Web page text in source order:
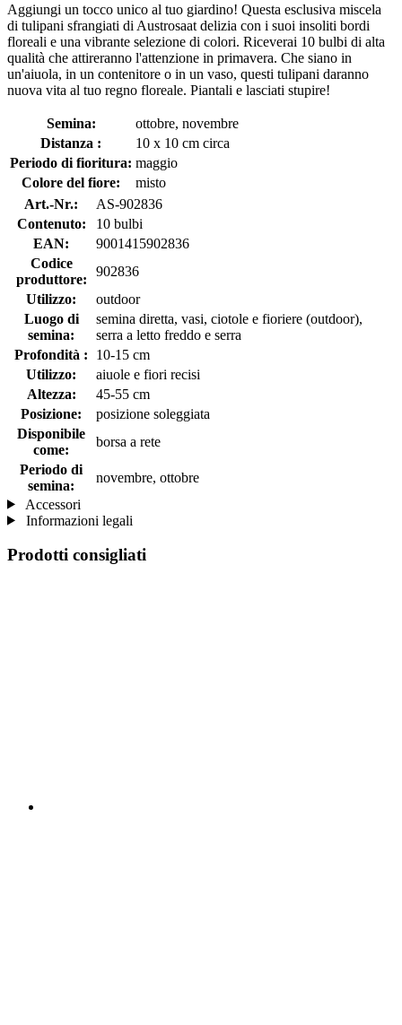
Aggiungi un tocco unico al tuo giardino! Questa esclusiva miscela
di tulipani sfrangiati di Austrosaat delizia con i suoi insoliti bordi
floreali e una vibrante selezione di colori. Riceverai 10 bulbi di alta
qualità che attireranno l'attenzione in primavera. Che siano in
un'aiuola, in un contenitore o in un vaso, questi tulipani daranno
nuova vita al tuo regno floreale. Piantali e lasciati stupire!
Semina:
ottobre, novembre
Distanza :
10 x 10 cm circa
Periodo di fioritura: maggio
Colore del fiore:
misto
Art.-Nr.:
AS-902836
Contenuto:
10 bulbi
EAN:
9001415902836
Codice
produttore:
902836
Utilizzo:
outdoor
Luogo di
semina:
semina diretta, vasi, ciotole e fioriere (outdoor),
serra a letto freddo e serra
Profondità :
10-15 cm
Utilizzo:
aiuole e fiori recisi
Altezza:
45-55 cm
Posizione:
posizione soleggiata
Disponibile
come:
borsa a rete
Periodo di
semina:
novembre, ottobre
Accessori
Informazioni legali
Prodotti consigliati